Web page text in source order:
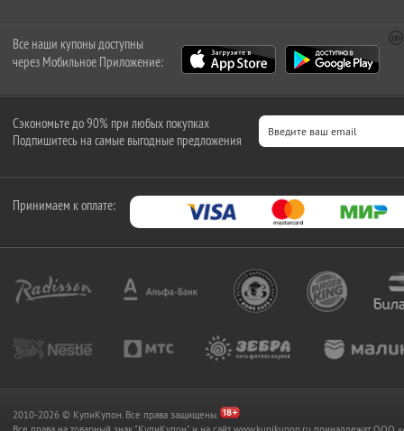
Все наши купоны доступны
через Мобильное Приложение:
Сэкономьте до 90% при любых покупках
Подпишитесь на самые выгодные предложения
Принимаем к оплате:
2010-2026 © КупиКупон. Все права защищены.